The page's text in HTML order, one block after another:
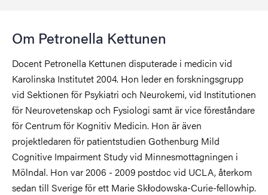
Om Petronella Kettunen
Docent Petronella Kettunen disputerade i medicin vid
Karolinska Institutet 2004. Hon leder en forskningsgrupp
vid Sektionen för Psykiatri och Neurokemi, vid Institutionen
för Neurovetenskap och Fysiologi samt är vice föreståndare
för Centrum för Kognitiv Medicin. Hon är även
projektledaren för patientstudien Gothenburg Mild
Cognitive Impairment Study vid Minnesmottagningen i
Mölndal. Hon var 2006 - 2009 postdoc vid UCLA, återkom
sedan till Sverige för ett Marie Skłodowska-Curie-fellowhip.